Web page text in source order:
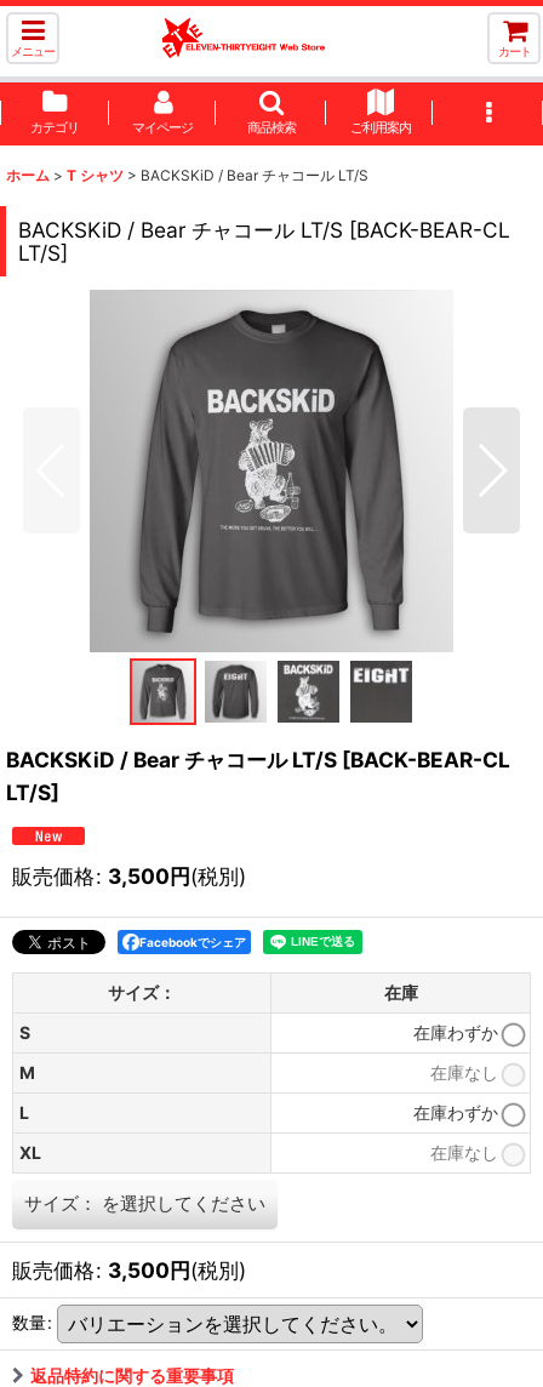
メニュー カート
カテゴリ マイページ 商品検索 ご利用案内
ホーム > T シャツ > BACKSKiD / Bear チャコール LT/S
BACKSKiD / Bear チャコール LT/S [BACK-BEAR-CL
LT/S]
BACKSKiD / Bear チャコール LT/S [BACK-BEAR-CL
LT/S]
販売価格: 3,500円(税別)
Facebookでシェア
サイズ：
在庫
S
在庫わずか
M
在庫なし
L
在庫わずか
XL
在庫なし
サイズ： を選択してください
販売価格: 3,500円(税別)
数量:
返品特約に関する重要事項